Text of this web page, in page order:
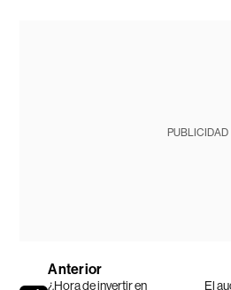
PUBLICIDAD
Anterior
¿Hora de invertir en
El